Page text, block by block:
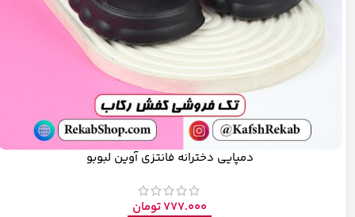
دمپایی دخترانه فانتزی آوین لبوبو
777.000تومان